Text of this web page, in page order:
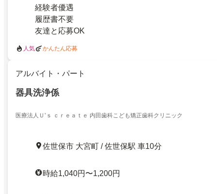
経験者優遇
履歴書不要
友達と応募OK
人気 かんたん応募
アルバイト・パート
器具洗浄係
医療法人Ｕ’ｓ ｃｒｅａｔｅ 内田歯科こども矯正歯科クリニック
佐世保市 大宮町 / 佐世保駅 車10分
時給1,040円〜1,200円